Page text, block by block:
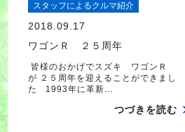
スタッフによるクルマ紹介
2018.09.17
ワゴンＲ ２５周年
皆様のおかげでスズキ ワゴンＲ
が ２５周年を迎えることができまし
た 1993年に革新…
つづきを読む